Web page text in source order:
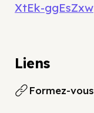
XtEk-ggEsZxw
Liens
Formez-vous